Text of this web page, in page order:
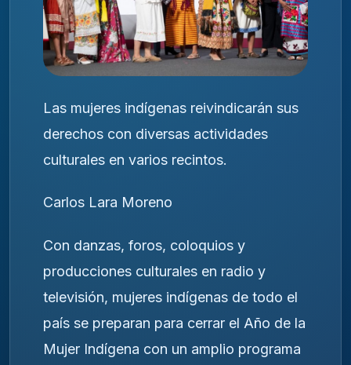
Las mujeres indígenas reivindicarán sus
derechos con diversas actividades
culturales en varios recintos.
Carlos Lara Moreno
Con danzas, foros, coloquios y
producciones culturales en radio y
televisión, mujeres indígenas de todo el
país se preparan para cerrar el Año de la
Mujer Indígena con un amplio programa